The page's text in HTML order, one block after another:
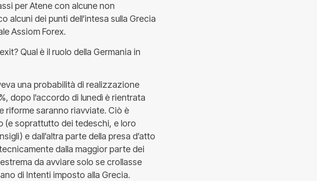
per Atene con alcune non
alcuni dei punti dell’intesa sulla Grecia
Assiom Forex.
Qual è il ruolo della Germania in
una probabilità di realizzazione
dopo l’accordo di lunedì è rientrata
riforme saranno riavviate. Ciò è
(e soprattutto dei tedeschi, e loro
e dall’altra parte della presa d’atto
dalla maggior parte dei
da avviare solo se crollasse
di Intenti imposto alla Grecia.